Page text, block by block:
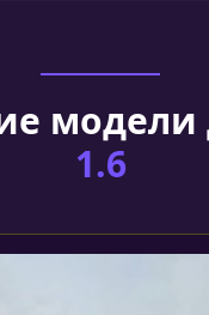
модели
1.6